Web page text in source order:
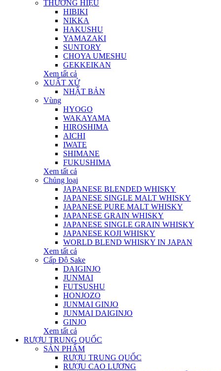
THƯƠNG HIỆU
HIBIKI
NIKKA
HAKUSHU
YAMAZAKI
SUNTORY
CHOYA UMESHU
GEKKEIKAN
Xem tất cả
XUẤT XỨ
NHẬT BẢN
Vùng
HYOGO
WAKAYAMA
HIROSHIMA
AICHI
IWATE
SHIMANE
FUKUSHIMA
Xem tất cả
Chủng loại
JAPANESE BLENDED WHISKY
JAPANESE SINGLE MALT WHISKY
JAPANESE PURE MALT WHISKY
JAPANESE GRAIN WHISKY
JAPANESE SINGLE GRAIN WHISKY
JAPANESE KOJI WHISKY
WORLD BLEND WHISKY IN JAPAN
Xem tất cả
Cấp Độ Sake
DAIGINJO
JUNMAI
FUTSUSHU
HONJOZO
JUNMAI GINJO
JUNMAI DAIGINJO
GINJO
Xem tất cả
RƯỢU TRUNG QUỐC
SẢN PHẨM
RƯỢU TRUNG QUỐC
RƯỢU CAO LƯƠNG